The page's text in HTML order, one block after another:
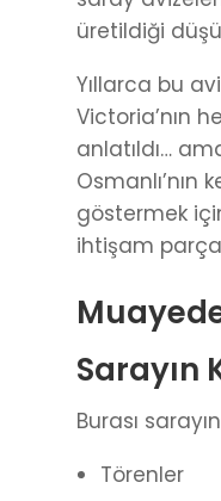
üretildiği
Yıllarca bu
Victoria’nın
anlatıldı…
Osmanlı’nın
göstermek
ihtişam
Sarayın
Burası
Törenler